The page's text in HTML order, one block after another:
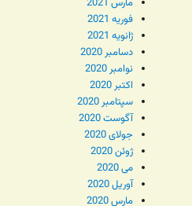
مارس 2021
فوریه 2021
ژانویه 2021
دسامبر 2020
نوامبر 2020
اکتبر 2020
سپتامبر 2020
آگوست 2020
جولای 2020
ژوئن 2020
می 2020
آوریل 2020
مارس 2020